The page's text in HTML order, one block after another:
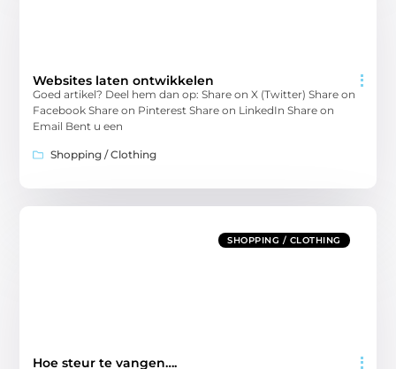
Websites laten ontwikkelen
Goed artikel? Deel hem dan op: Share on X (Twitter) Share on
Facebook Share on Pinterest Share on LinkedIn Share on
Email Bent u een
Shopping / Clothing
SHOPPING / CLOTHING
Hoe steur te vangen….